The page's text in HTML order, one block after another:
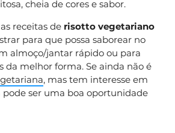
cheia de cores e sabor.
receitas de risotto vegetariano
para que possa saborear no
almoço/jantar rápido ou para
da melhor forma. Se ainda não é
, mas tem interesse em
ser uma boa oportunidade